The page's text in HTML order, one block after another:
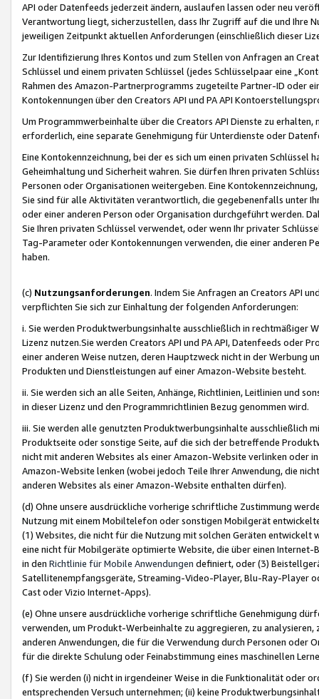
API oder Datenfeeds jederzeit ändern, auslaufen lassen oder neu
Verantwortung liegt, sicherzustellen, dass Ihr Zugriff auf die und Ihre
jeweiligen Zeitpunkt aktuellen Anforderungen (einschließlich dieser
Zur Identifizierung Ihres Kontos und zum Stellen von Anfragen an
Schlüssel und einem privaten Schlüssel (jedes Schlüsselpaar eine
Rahmen des Amazon-Partnerprogramms zugeteilte Partner-ID oder
Kontokennungen über den Creators API und PA API
Um Programmwerbeinhalte über die Creators API Dienste zu
erforderlich, eine separate Genehmigung für Unterdienste oder
Eine Kontokennzeichnung, bei der es sich um einen privaten
Geheimhaltung und Sicherheit wahren. Sie dürfen Ihren privaten
Personen oder Organisationen weitergeben. Eine
Sie sind für alle Aktivitäten verantwortlich, die gegebenenfalls unter
oder einer anderen Person oder Organisation durchgeführt werden.
Sie Ihren privaten Schlüssel verwendet, oder wenn Ihr privater
Tag-Parameter oder Kontokennungen verwenden, die einer anderen
haben.
(c) Nutzungsanforderungen. Indem Sie Anfragen an Creators API
verpflichten Sie sich zur Einhaltung der folgenden Anforderungen:
i. Sie werden Produktwerbungsinhalte ausschließlich in rechtmäßiger
Lizenz nutzen.Sie werden Creators API und PA API, Datenfeeds oder
einer anderen Weise nutzen, deren Hauptzweck nicht in der Werbung
Produkten und Dienstleistungen auf einer Amazon-Website besteht.
ii. Sie werden sich an alle Seiten, Anhänge, Richtlinien, Leitlinien und
in dieser Lizenz und den Programmrichtlinien Bezug genommen wird.
iii. Sie werden alle genutzten Produktwerbungsinhalte ausschließlich
Produktseite oder sonstige Seite, auf die sich der betreffende
nicht mit anderen Websites als einer Amazon-Website verlinken oder
Amazon-Website lenken (wobei jedoch Teile Ihrer Anwendung, die
anderen Websites als einer Amazon-Website enthalten dürfen).
(d) Ohne unsere ausdrückliche vorherige schriftliche Zustimmung
Nutzung mit einem Mobiltelefon oder sonstigen Mobilgerät
(1) Websites, die nicht für die Nutzung mit solchen Geräten
eine nicht für Mobilgeräte optimierte Website, die über einen
in den Richtlinie für Mobile Anwendungen definiert, oder (3)
Satellitenempfangsgeräte, Streaming-Video-Player, Blu-Ray-Player
Cast oder Vizio Internet-Apps).
(e) Ohne unsere ausdrückliche vorherige schriftliche Genehmigung
verwenden, um Produkt-Werbeinhalte zu aggregieren, zu
anderen Anwendungen, die für die Verwendung durch Personen
für die direkte Schulung oder Feinabstimmung eines maschinellen
(f) Sie werden (i) nicht in irgendeiner Weise in die Funktionalität oder
entsprechenden Versuch unternehmen; (ii) keine